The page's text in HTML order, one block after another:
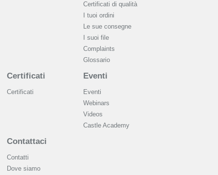
Сertificati di qualità
I tuoi ordini
Le sue consegne
I suoi file
Complaints
Glossario
Certificati
Certificati
Eventi
Eventi
Webinars
Videos
Castle Academy
Contattaci
Contatti
Dove siamo